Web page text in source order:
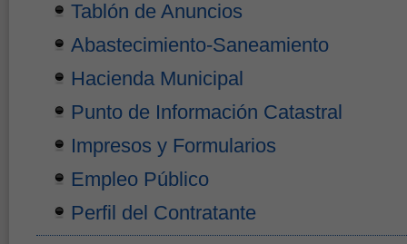
Tablón de Anuncios
Abastecimiento-Saneamiento
Hacienda Municipal
Punto de Información Catastral
Impresos y Formularios
Empleo Público
Perfil del Contratante